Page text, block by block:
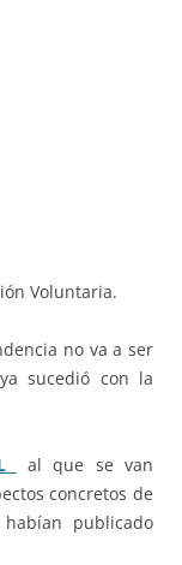
Voluntaria.
no va a ser
sucedió con la
al que se van
concretos de
publicado